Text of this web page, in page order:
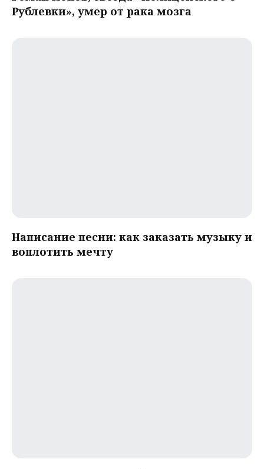
Рублевки», умер от рака мозга
Написание песни: как заказать музыку и
воплотить мечту